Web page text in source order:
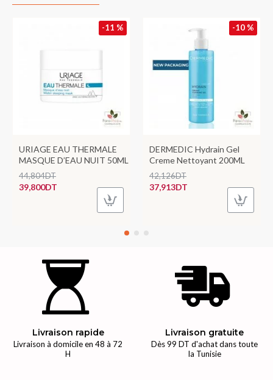
-11 %
URIAGE EAU THERMALE
MASQUE D’EAU NUIT 50ML
39,800DT
44,804DT
-10 %
DERMEDIC Hydrain Gel
Creme Nettoyant 200ML
37,913DT
42,126DT
Livraison rapide
Livraison à domicile en 48 à 72
H
Livraison gratuite
Dès 99 DT d'achat dans toute
la Tunisie